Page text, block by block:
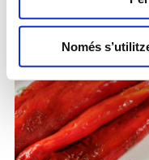
Només